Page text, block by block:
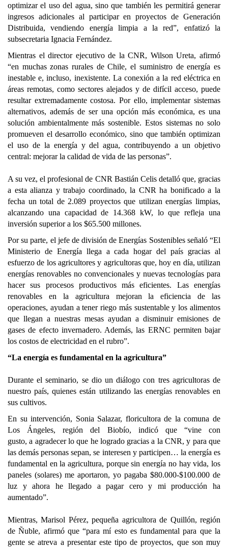
optimizar el uso del agua, sino que también les permitirá generar
ingresos adicionales al participar en proyectos de Generación
Distribuida, vendiendo energía limpia a la red”, enfatizó la
subsecretaria Ignacia Fernández.
Mientras el director ejecutivo de la CNR, Wilson Ureta, afirmó
“en muchas zonas rurales de Chile, el suministro de energía es
inestable e, incluso, inexistente. La conexión a la red eléctrica en
áreas remotas, como sectores alejados y de difícil acceso, puede
resultar extremadamente costosa. Por ello, implementar sistemas
alternativos, además de ser una opción más económica, es una
solución ambientalmente más sostenible. Estos sistemas no solo
promueven el desarrollo económico, sino que también optimizan
el uso de la energía y del agua, contribuyendo a un objetivo
central: mejorar la calidad de vida de las personas”.
A su vez, el profesional de CNR Bastián Celis detalló que, gracias
a esta alianza y trabajo coordinado, la CNR ha bonificado a la
fecha un total de 2.089 proyectos que utilizan energías limpias,
alcanzando una capacidad de 14.368 kW, lo que refleja una
inversión superior a los $65.500 millones.
Por su parte, el jefe de división de Energías Sostenibles señaló “El
Ministerio de Energía llega a cada hogar del país gracias al
esfuerzo de los agricultores y agricultoras que, hoy en día, utilizan
energías renovables no convencionales y nuevas tecnologías para
hacer sus procesos productivos más eficientes. Las energías
renovables en la agricultura mejoran la eficiencia de las
operaciones, ayudan a tener riego más sustentable y los alimentos
que llegan a nuestras mesas ayudan a disminuir emisiones de
gases de efecto invernadero. Además, las ERNC permiten bajar
los costos de electricidad en el rubro”.
“La energía es fundamental en la agricultura”
Durante el seminario, se dio un diálogo con tres agricultoras de
nuestro país, quienes están utilizando las energías renovables en
sus cultivos.
En su intervención, Sonia Salazar, floricultora de la comuna de
Los Ángeles, región del Biobío, indicó que “vine con
gusto, a agradecer lo que he logrado gracias a la CNR, y para que
las demás personas sepan, se interesen y participen… la energía es
fundamental en la agricultura, porque sin energía no hay vida, los
paneles (solares) me aportaron, yo pagaba $80.000-$100.000 de
luz y ahora he llegado a pagar cero y mi producción ha
aumentado”.
Mientras, Marisol Pérez, pequeña agricultora de Quillón, región
de Ñuble, afirmó que “para mí esto es fundamental para que la
gente se atreva a presentar este tipo de proyectos, que son muy